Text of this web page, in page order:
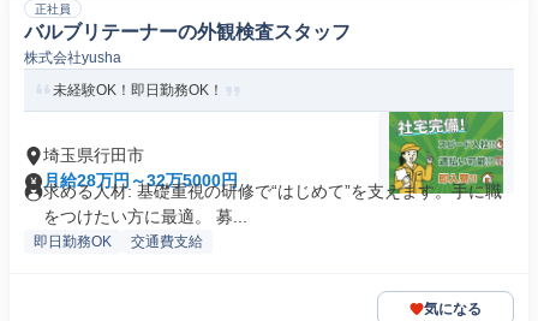
正社員
バルブリテーナーの外観検査スタッフ
株式会社yusha
未経験OK！即日勤務OK！
埼玉県行田市
月給28万円～32万5000円
求める人材: 基礎重視の研修で“はじめて”を支えます。手に職
をつけたい方に最適。 募...
即日勤務OK 交通費支給
気になる